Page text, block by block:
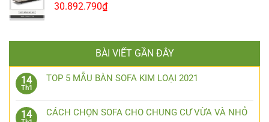
30.892.790₫
BÀI VIẾT GẦN ĐÂY
14
Th1
TOP 5 MẪU BÀN SOFA KIM LOẠI 2021
14 CÁCH CHỌN SOFA CHO CHUNG CƯ VỪA VÀ NHỎ